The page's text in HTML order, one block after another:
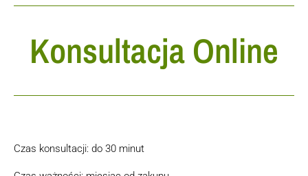
Konsultacja Online
Czas konsultacji: do 30 minut